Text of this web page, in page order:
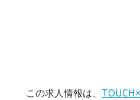
この求人情報は、